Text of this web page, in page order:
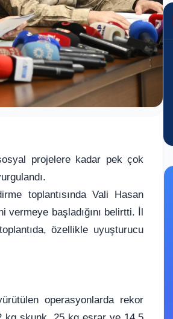
projelere kadar pek çok
toplantısında Vali Hasan
vermeye başladığını belirtti. İl
özellikle uyuşturucu
operasyonlarda rekor